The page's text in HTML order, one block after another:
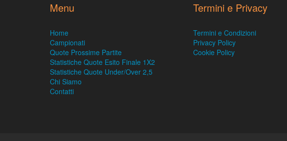
Menu
Home
Campionati
Quote Prossime Partite
Statistiche Quote Esito Finale 1X2
Statistiche Quote Under/Over 2,5
Chi Siamo
Contatti
Termini e Privacy
Termini e Condizioni
Privacy Policy
Cookie Policy